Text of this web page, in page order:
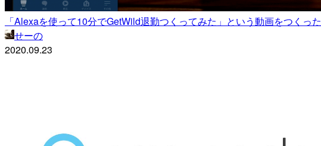
「Alexaを使って10分でGetWild退勤つくってみた」という動画をつくった
せーの
2020.09.23